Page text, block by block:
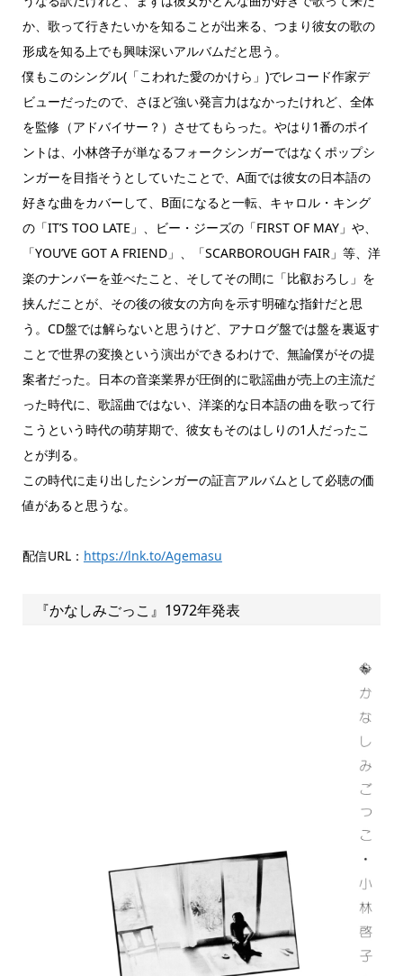
か、歌って行きたいかを知ることが出来る、つまり彼女の歌の
形成を知る上でも興味深いアルバムだと思う。
僕もこのシングル(「こわれた愛のかけら」)でレコード作家デ
ビューだったので、さほど強い発言力はなかったけれど、全体
を監修（アドバイサー？）させてもらった。やはり1番のポイ
ントは、小林啓子が単なるフォークシンガーではなくポップシ
ンガーを目指そうとしていたことで、A面では彼女の日本語の
好きな曲をカバーして、B面になると一転、キャロル・キング
の「IT’S TOO LATE」、ビー・ジーズの「FIRST OF MAY」や、
「YOU’VE GOT A FRIEND」、「SCARBOROUGH FAIR」等、洋
楽のナンバーを並べたこと、そしてその間に「比叡おろし」を
挟んだことが、その後の彼女の方向を示す明確な指針だと思
う。CD盤では解らないと思うけど、アナログ盤では盤を裏返す
ことで世界の変換という演出ができるわけで、無論僕がその提
案者だった。日本の音楽業界が圧倒的に歌謡曲が売上の主流だ
った時代に、歌謡曲ではない、洋楽的な日本語の曲を歌って行
こうという時代の萌芽期で、彼女もそのはしりの1人だったこ
とが判る。
この時代に走り出したシンガーの証言アルバムとして必聴の価
値があると思うな。
配信URL： https://lnk.to/Agemasu
『かなしみごっこ』1972年発表